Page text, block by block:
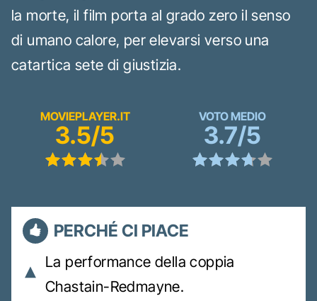
la morte, il film porta al grado zero il senso
di umano calore, per elevarsi verso una
catartica sete di giustizia.
MOVIEPLAYER.IT
3.5/5
VOTO MEDIO
3.7/5
PERCHÉ CI PIACE
La performance della coppia
Chastain-Redmayne.